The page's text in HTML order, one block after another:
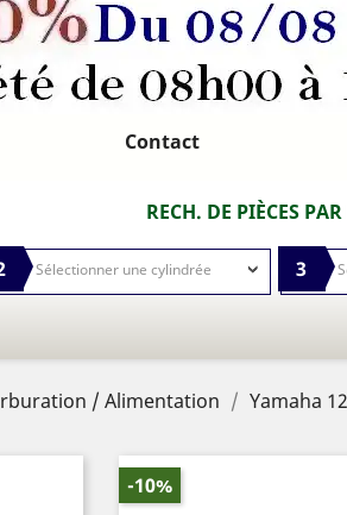
Contact
RECH. DE PIÈCES
3
/ Alimentation
Yamaha
-10%